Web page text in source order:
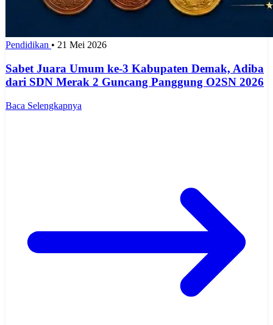
Pendidikan • 21 Mei 2026
Sabet Juara Umum ke-3 Kabupaten Demak, Adiba
dari SDN Merak 2 Guncang Panggung O2SN 2026
Baca Selengkapnya